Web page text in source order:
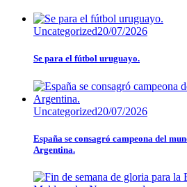
Uncategorized20/07/2026
Se para el fútbol uruguayo.
Uncategorized20/07/2026
España se consagró campeona del
Argentina.